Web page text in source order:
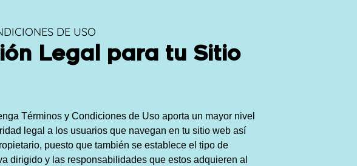
DE USO
Legal para tu Sitio
Términos y Condiciones de Uso aporta un mayor nivel
legal a los usuarios que navegan en tu sitio web así
puesto que también se establece el tipo de
dirigido y las responsabilidades que estos adquieren al